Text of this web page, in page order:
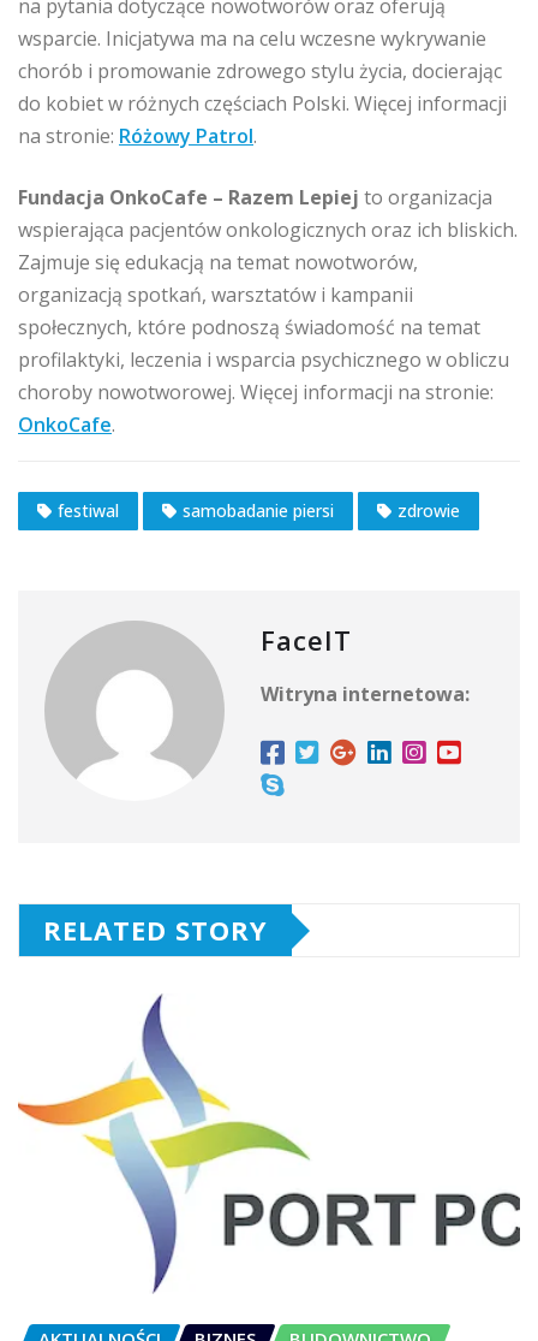
na pytania dotyczące nowotworów oraz oferują
wsparcie. Inicjatywa ma na celu wczesne wykrywanie
chorób i promowanie zdrowego stylu życia, docierając
do kobiet w różnych częściach Polski. Więcej informacji
na stronie: Różowy Patrol.
Fundacja OnkoCafe – Razem Lepiej to organizacja
wspierająca pacjentów onkologicznych oraz ich bliskich.
Zajmuje się edukacją na temat nowotworów,
organizacją spotkań, warsztatów i kampanii
społecznych, które podnoszą świadomość na temat
profilaktyki, leczenia i wsparcia psychicznego w obliczu
choroby nowotworowej. Więcej informacji na stronie:
OnkoCafe.
festiwal samobadanie piersi zdrowie
FaceIT
Witryna internetowa:
RELATED STORY